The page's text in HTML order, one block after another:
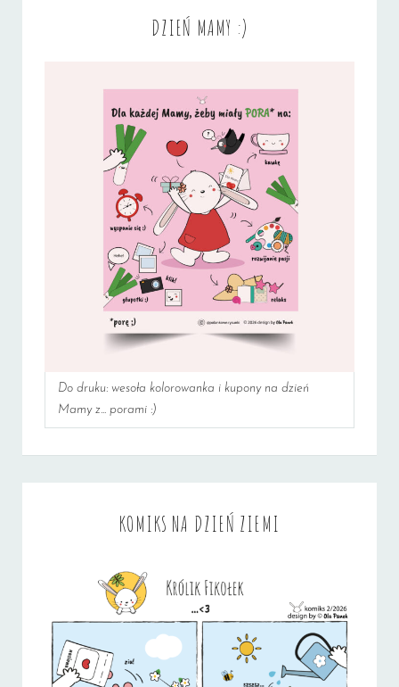
DZIEŃ MAMY :)
Do druku: wesoła kolorowanka i kupony na dzień
Mamy z... porami :)
KOMIKS NA DZIEŃ ZIEMI